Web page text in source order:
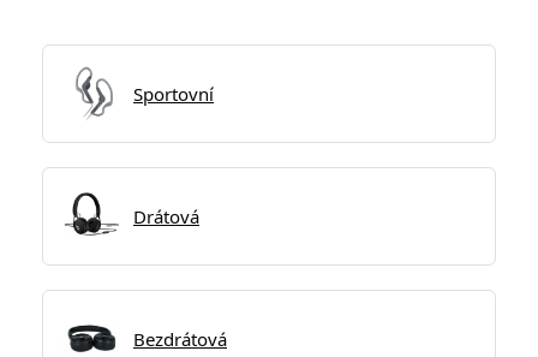
Sportovní
Drátová
Bezdrátová